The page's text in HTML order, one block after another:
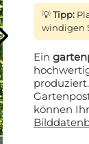
💡Tipp:
windigen
Ein
können